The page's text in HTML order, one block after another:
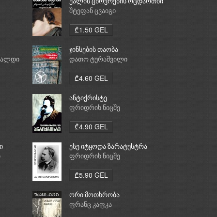
ქალის ცხოვრების ოცდაოთხი
საათი
შტეფან ცვაიგი
₾1.50 GEL
ჯინსების თაობა
დათო ტურაშვილი
₾4.60 GEL
ანტიქრისტე
ფრიდრიხ ნიცშე
₾4.90 GEL
ესე იტყოდა ზარატუსტრა
ფრიდრიხ ნიცშე
₾5.90 GEL
ორი მოთხრობა
ფრანც კაფკა